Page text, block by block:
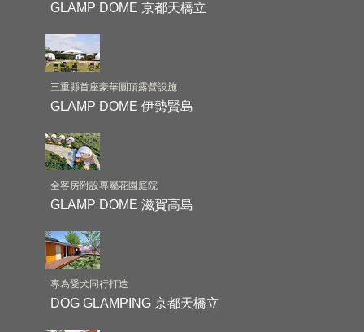
GLAMP DOME 京都天橋立
三重縣首座豪華圓頂露營設施
GLAMP DOME 伊勢賢島
全客房附設專屬花園庭院
GLAMP DOME 滋賀高島
專為愛犬同行打造
DOG GLAMPING 京都天橋立